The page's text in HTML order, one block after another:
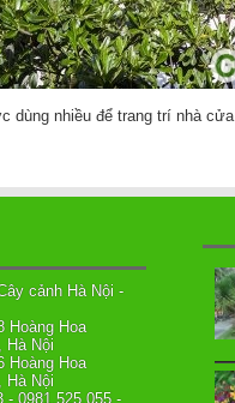
dùng nhiều để trang trí nhà cửa
cảnh Hà Nội -
Hoàng Hoa
Hà Nội
Hoàng Hoa
Hà Nội
- 0981.525.055 -